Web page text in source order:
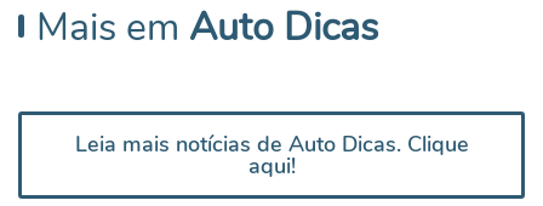
Mais em Auto Dicas
Leia mais notícias de Auto Dicas. Clique
aqui!